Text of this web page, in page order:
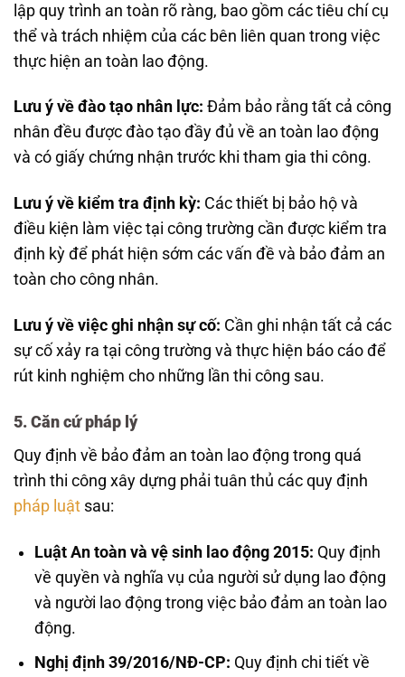
lập quy trình an toàn rõ ràng, bao gồm các tiêu chí cụ
thể và trách nhiệm của các bên liên quan trong việc
thực hiện an toàn lao động.
Lưu ý về đào tạo nhân lực: Đảm bảo rằng tất cả công
nhân đều được đào tạo đầy đủ về an toàn lao động
và có giấy chứng nhận trước khi tham gia thi công.
Lưu ý về kiểm tra định kỳ: Các thiết bị bảo hộ và
điều kiện làm việc tại công trường cần được kiểm tra
định kỳ để phát hiện sớm các vấn đề và bảo đảm an
toàn cho công nhân.
Lưu ý về việc ghi nhận sự cố: Cần ghi nhận tất cả các
sự cố xảy ra tại công trường và thực hiện báo cáo để
rút kinh nghiệm cho những lần thi công sau.
5. Căn cứ pháp lý
Quy định về bảo đảm an toàn lao động trong quá
trình thi công xây dựng phải tuân thủ các quy định
pháp luật sau:
Luật An toàn và vệ sinh lao động 2015: Quy định
về quyền và nghĩa vụ của người sử dụng lao động
và người lao động trong việc bảo đảm an toàn lao
động.
Nghị định 39/2016/NĐ-CP: Quy định chi tiết về